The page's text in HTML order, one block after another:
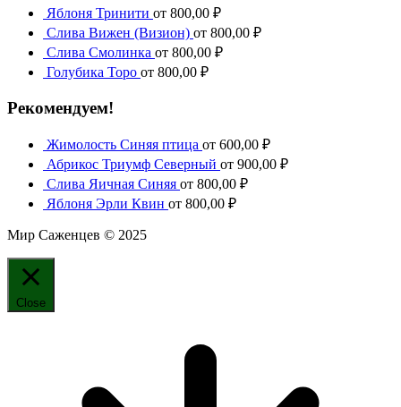
Яблоня Тринити от 800,00 ₽
Слива Вижен (Визион) от 800,00 ₽
Слива Смолинка от 800,00 ₽
Голубика Торо от 800,00 ₽
Рекомендуем!
Жимолость Синяя птица от 600,00 ₽
Абрикос Триумф Северный от 900,00 ₽
Слива Яичная Синяя от 800,00 ₽
Яблоня Эрли Квин от 800,00 ₽
Мир Саженцев © 2025
Close